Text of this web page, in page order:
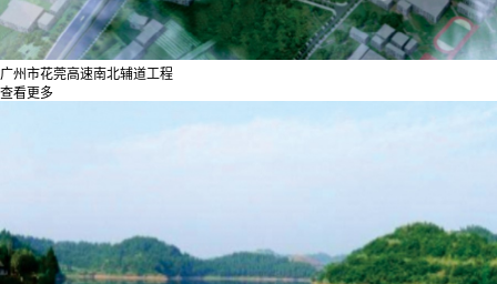
广州市花莞高速南北辅道工程
查看更多